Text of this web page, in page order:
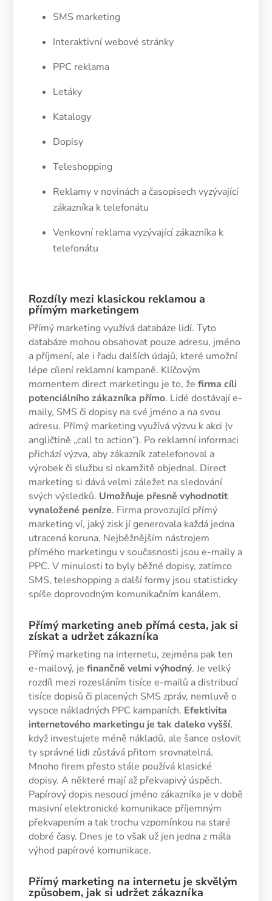
SMS marketing
Interaktivní webové stránky
PPC reklama
Letáky
Katalogy
Dopisy
Teleshopping
Reklamy v novinách a časopisech vyzývající
zákazníka k telefonátu
Venkovní reklama vyzývající zákazníka k
telefonátu
Rozdíly mezi klasickou reklamou a
přímým marketingem
Přímý marketing využívá databáze lidí. Tyto
databáze mohou obsahovat pouze adresu, jméno
a příjmení, ale i řadu dalších údajů, které umožní
lépe cílení reklamní kampaně. Klíčovým
momentem direct marketingu je to, žefirma cíli
potenciálního zákazníka přímo. Lidé dostávají e-
maily, SMS či dopisy na své jméno a na svou
adresu. Přímý marketing využívá výzvu k akci (v
angličtině „call to action“). Po reklamní informaci
přichází výzva, aby zákazník zatelefonoval a
výrobek či službu si okamžitě objednal. Direct
marketing si dává velmi záležet na sledování
svých výsledků. Umožňuje přesně vyhodnotit
vynaložené peníze. Firma provozující přímý
marketing ví, jaký zisk jí generovala každá jedna
utracená koruna. Nejběžnějším nástrojem
přímého marketingu v současnosti jsou e-maily a
PPC. V minulosti to byly běžné dopisy, zatímco
SMS, teleshopping a další formy jsou statisticky
spíše doprovodným komunikačním kanálem.
Přímý marketing aneb přímá cesta, jak si
získat a udržet zákazníka
Přímý marketing na internetu, zejména pak ten
e-mailový, jefinančně velmi výhodný. Je velký
rozdíl mezi rozesláním tisíce e-mailů a distribucí
tisíce dopisů či placených SMS zpráv, nemluvě o
vysoce nákladných PPC kampaních. Efektivita
internetového marketingu je tak daleko vyšší,
když investujete méně nákladů, ale šance oslovit
ty správné lidi zůstává přitom srovnatelná.
Mnoho firem přesto stále používá klasické
dopisy. A některé mají až překvapivý úspěch.
Papírový dopis nesoucí jméno zákazníka je v době
masivní elektronické komunikace příjemným
překvapením a tak trochu vzpomínkou na staré
dobré časy. Dnes je to však už jen jedna z mála
výhod papírové komunikace.
Přímý marketing na internetu je skvělým
způsobem, jak si udržet zákazníka